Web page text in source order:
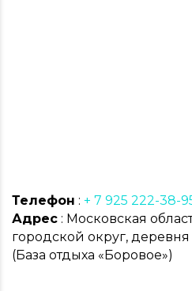
Телефон : + 7 925 222-38-
Адрес : Московская
городской округ,
(База отдыха «Боровое»)